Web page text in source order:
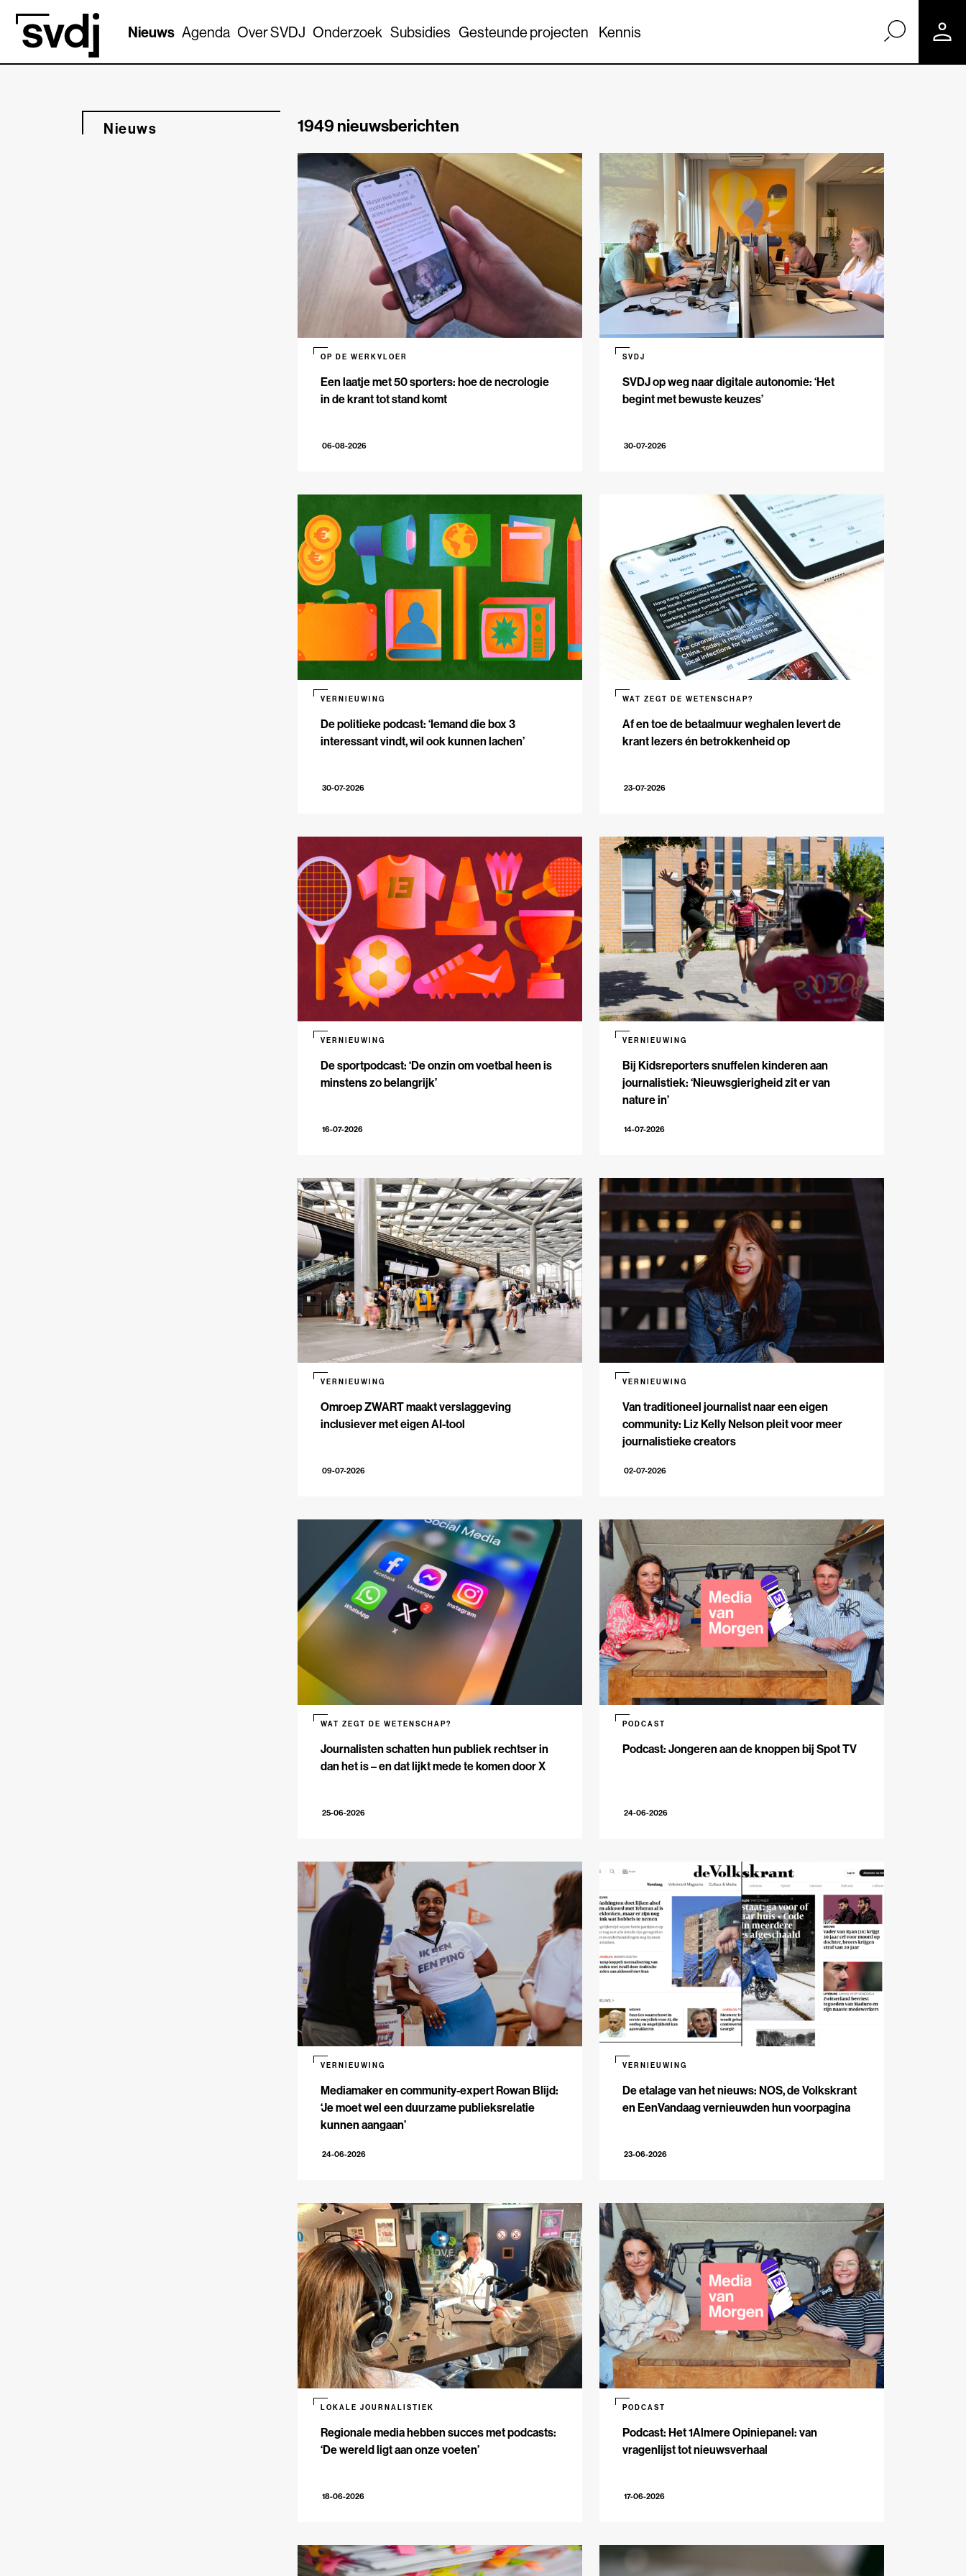
Naar hoofdinhoud
Nieuws Agenda Over SVDJ Onderzoek Subsidies Gesteunde projecten Kennis
Nieuws 1949 nieuwsberichten
Een laatje met 50 sporters: hoe de necrologie
in de krant tot stand komt
OP DE WERKVLOER
06-08-2026
SVDJ op weg naar digitale autonomie: ‘Het
begint met bewuste keuzes’
SVDJ
30-07-2026
De politieke podcast: ‘Iemand die box 3
interessant vindt, wil ook kunnen lachen’
VERNIEUWING
30-07-2026
Af en toe de betaalmuur weghalen levert de
krant lezers én betrokkenheid op
WAT ZEGT DE WETENSCHAP?
23-07-2026
De sportpodcast: ‘De onzin om voetbal heen is
minstens zo belangrijk’
VERNIEUWING
16-07-2026
Bij Kidsreporters snuffelen kinderen aan
journalistiek: ‘Nieuwsgierigheid zit er van
nature in’
VERNIEUWING
14-07-2026
Omroep ZWART maakt verslaggeving
inclusiever met eigen AI-tool
VERNIEUWING
09-07-2026
Van traditioneel journalist naar een eigen
community: Liz Kelly Nelson pleit voor meer
journalistieke creators
VERNIEUWING
02-07-2026
Journalisten schatten hun publiek rechtser in
dan het is – en dat lijkt mede te komen door X
WAT ZEGT DE WETENSCHAP?
25-06-2026
Podcast: Jongeren aan de knoppen bij Spot TV
PODCAST
24-06-2026
Mediamaker en community-expert Rowan Blijd:
‘Je moet wel een duurzame publieksrelatie
kunnen aangaan’
VERNIEUWING
24-06-2026
De etalage van het nieuws: NOS, de Volkskrant
en EenVandaag vernieuwden hun voorpagina
VERNIEUWING
23-06-2026
Regionale media hebben succes met podcasts:
‘De wereld ligt aan onze voeten’
LOKALE JOURNALISTIEK
18-06-2026
Podcast: Het 1Almere Opiniepanel: van
vragenlijst tot nieuwsverhaal
PODCAST
17-06-2026